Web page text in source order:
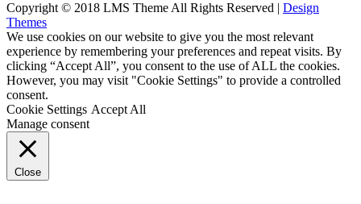
Copyright © 2018 LMS Theme All Rights Reserved | Design
Themes
We use cookies on our website to give you the most relevant
experience by remembering your preferences and repeat visits. By
clicking “Accept All”, you consent to the use of ALL the cookies.
However, you may visit "Cookie Settings" to provide a controlled
consent.
Cookie Settings Accept All
Manage consent
Close